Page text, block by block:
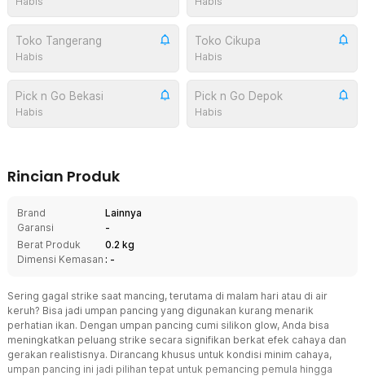
Toko Tangerang
Habis
Toko Cikupa
Habis
Pick n Go Bekasi
Habis
Pick n Go Depok
Habis
Rincian Produk
Brand
Lainnya
Garansi
-
Berat Produk
0.2 kg
Dimensi Kemasan : -
Sering gagal strike saat mancing, terutama di malam hari atau di air
keruh? Bisa jadi umpan pancing yang digunakan kurang menarik
perhatian ikan. Dengan umpan pancing cumi silikon glow, Anda bisa
meningkatkan peluang strike secara signifikan berkat efek cahaya dan
gerakan realistisnya. Dirancang khusus untuk kondisi minim cahaya,
umpan pancing ini jadi pilihan tepat untuk pemancing pemula hingga